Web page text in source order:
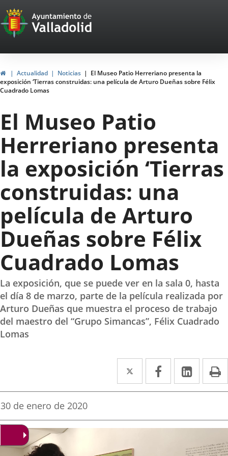
Portal
Web
del
Ayuntamiento
de
Valladolid
InicioActualidad Noticias
El Museo Patio Herreriano presenta la
exposición ‘Tierras construidas: una película de Arturo Dueñas sobre Félix
Cuadrado Lomas
El Museo Patio
Herreriano presenta
la exposición ‘Tierras
construidas: una
película de Arturo
Dueñas sobre Félix
Cuadrado Lomas
La exposición, que se puede ver en la sala 0, hasta
el día 8 de marzo, parte de la película realizada por
Arturo Dueñas que muestra el proceso de trabajo
del maestro del “Grupo Simancas”, Félix Cuadrado
Lomas
Twitter
Enlace
a
aplicación
Facebook
Enlace
a
aplicación
Enlace
a
Fecha
la
noticia
30 de enero de 2020